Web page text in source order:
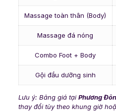
Massage toàn thân (Body)
Massage đá nóng
Combo Foot + Body
Gội đầu dưỡng sinh
Lưu ý: Bảng giá tạiPhương
thay đổi tùy theo khung giờ